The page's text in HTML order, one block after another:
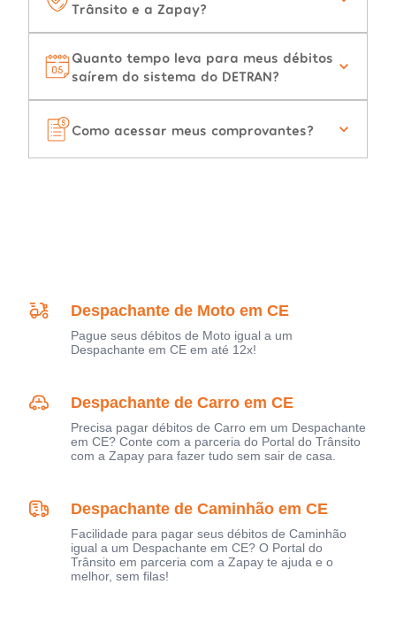
Trânsito e a Zapay?
Quanto tempo leva para meus débitos
saírem do sistema do DETRAN?
Como acessar meus comprovantes?
Despachante de Moto em CE
Pague seus débitos de Moto igual a um
Despachante em CE em até 12x!
Despachante de Carro em CE
Precisa pagar débitos de Carro em um Despachante
em CE? Conte com a parceria do Portal do Trânsito
com a Zapay para fazer tudo sem sair de casa.
Despachante de Caminhão em CE
Facilidade para pagar seus débitos de Caminhão
igual a um Despachante em CE? O Portal do
Trânsito em parceria com a Zapay te ajuda e o
melhor, sem filas!